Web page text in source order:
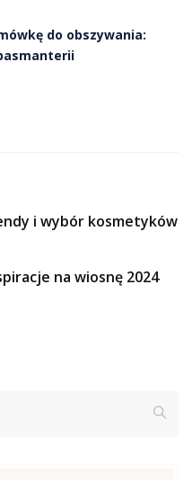
do obszywania:
i wybór kosmetyków
na wiosnę 2024